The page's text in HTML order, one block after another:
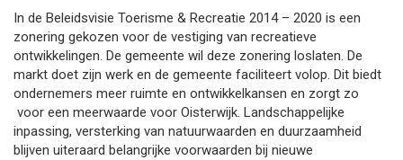
In de Beleidsvisie Toerisme & Recreatie 2014 – 2020 is een
zonering gekozen voor de vestiging van recreatieve
ontwikkelingen. De gemeente wil deze zonering loslaten. De
markt doet zijn werk en de gemeente faciliteert volop. Dit biedt
ondernemers meer ruimte en ontwikkelkansen en zorgt zo
voor een meerwaarde voor Oisterwijk. Landschappelijke
inpassing, versterking van natuurwaarden en duurzaamheid
blijven uiteraard belangrijke voorwaarden bij nieuwe